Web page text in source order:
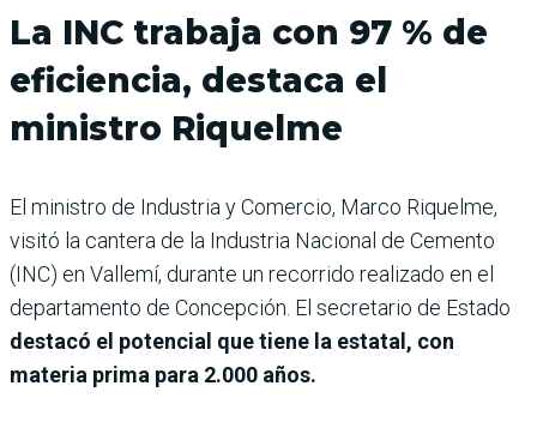
La INC trabaja con 97 % de
eficiencia, destaca el
ministro Riquelme
El ministro de Industria y Comercio, Marco Riquelme,
visitó la cantera de la Industria Nacional de Cemento
(INC) en Vallemí, durante un recorrido realizado en el
departamento de Concepción. El secretario de Estado
destacó el potencial que tiene la estatal, con
materia prima para 2.000 años.